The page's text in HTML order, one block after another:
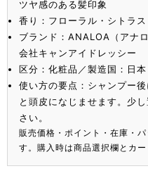
ツヤ感のある髪印象
香り：フローラル・シトラ
ブランド：ANALOA（アナ
会社キャンアイドレッシー
区分：化粧品／製造国：日本
使い方の要点：シャンプー
と頭皮になじませます。少
さい。
販売価格・ポイント・在庫・
す。購入時は商品選択欄とカ